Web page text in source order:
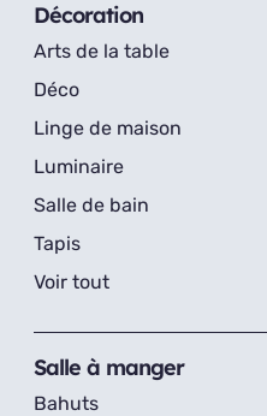
Décoration
Arts de la table
Déco
Linge de maison
Luminaire
Salle de bain
Tapis
Voir tout
Salle à manger
Bahuts